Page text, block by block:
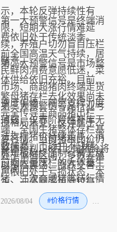
示，本轮反弹持续性有
限，短期大涨行情难延
续，养殖户切勿盲目压栏
赌涨。
第一大预警信号是终端消
费依旧处于传统淡季。当
前全国高温天气持续，居
民鲜肉消费意愿低迷，菜
市场、商超猪肉终端走货
速度偏慢，刚需支撑力度
薄弱，仅靠阶段性补库无
法支撑猪价持续走高，消
费短板始终压制行情上涨
空间。
第二大预警信号是市场整
体供给依旧充裕。目前能
繁母猪存栏去化效果尚未
完全传导至商品猪出栏
端，全国生猪整体存栏基
数偏高，市场并不缺猪。
前期大量压栏的大体重生
猪、二次育肥猪等待行情
回暖集中出栏，一旦猪价
小幅走高，集中出栏压力
第三大预警信号是行业亏
损格局未变，反弹属于修
复行情。当前猪粮比价仍
处于偏低区间，多数养殖
户依旧处于亏损状态，本
额度，并未实现全面盈
整体预判，8月上旬猪价将
以窄幅震荡、涨跌交替为
主，冲高回落风险较高；
中下旬随着气温回落、双
2026/08/04 #价格行情